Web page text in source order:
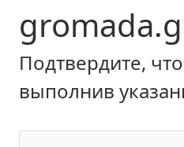
Подтвердите,
выполнив